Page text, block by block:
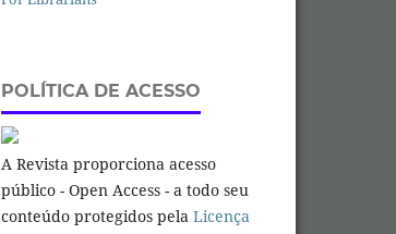
POLÍTICA DE ACESSO
A Revista proporciona acesso
público - Open Access - a todo seu
conteúdo protegidos pela Licença